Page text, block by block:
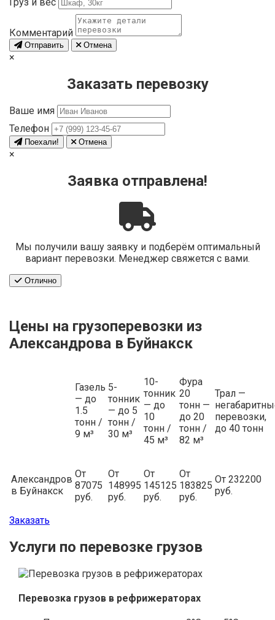
Комментарий
Отправить Отмена
×
Заказать перевозку
Ваше имя
Телефон
Поехали! Отмена
×
Заявка отправлена!
Мы получили вашу заявку и подберём оптимальный
вариант перевозки. Менеджер свяжется с вами.
Отлично
Цены на грузоперевозки из
Александрова в Буйнакск
Газель
— до
1.5
тонн /
9 м³
5-
тонник
— до 5
тонн /
30 м³
10-
тонник
— до
10
тонн /
45 м³
Фура
20
тонн —
до 20
тонн /
82 м³
Трал —
перевозки,
до 40 тонн
Александров
в Буйнакск
От
87075
руб.
От
148995
руб.
От
145125
руб.
От
183825
руб.
От 232200
руб.
Заказать
Услуги по перевозке грузов
Перевозка грузов в рефрижераторах